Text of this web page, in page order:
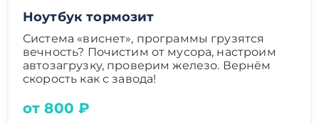
Ноутбук тормозит
Система «виснет», программы грузятся
вечность? Почистим от мусора, настроим
автозагрузку, проверим железо. Вернём
скорость как с завода!
от 800 ₽